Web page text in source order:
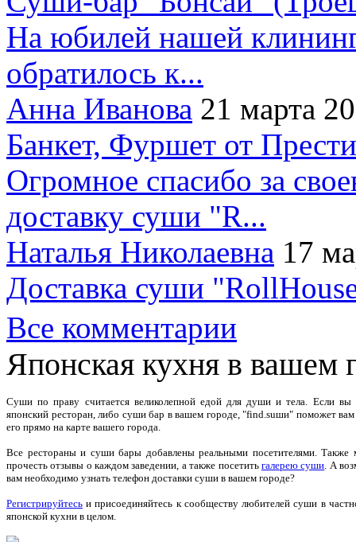
На юбилей нашей
обратилось к...
Анна Иванова 21 марта
Банкет, Фуршет от
Огромное спасибо за
доставку суши "R...
Наталья Николаевна 17
Доставка суши
Все комментарии
Японская кухня в вашем
Суши по праву считается великолепной едой для души и тела. Если вы
японский ресторан, либо суши бар в вашем городе, "find.suши" поможет
его прямо на карте вашего города.
Все рестораны и суши бары добавлены реальными посетителями. Также
прочесть отзывы о каждом заведении, а также посетить галерею суши. А
вам необходимо узнать телефон доставки суши в вашем городе?
Регистрируйтесь и присоединяйтесь к сообществу любителей суши в
японской кухни в целом.